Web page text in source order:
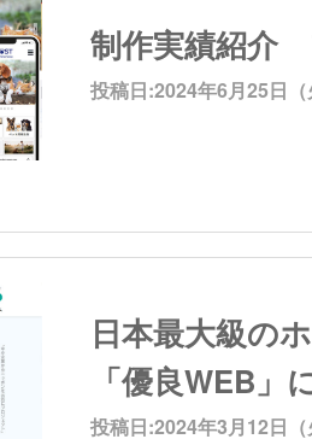
制作実績紹介
投稿日:2024年6月25日（
日本最大級の
「優良WEB」
投稿日:2024年3月12日（